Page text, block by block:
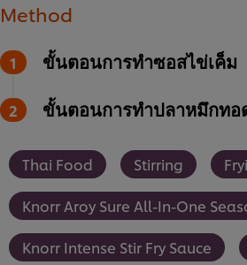
Method
ขั้นตอนการทำซอสไข่เค็ม
ขั้นตอนการทำปลาหมึกทอ
Thai Food Stirring
Knorr Aroy Sure All-In-One
Knorr Intense Stir Fry Sauce